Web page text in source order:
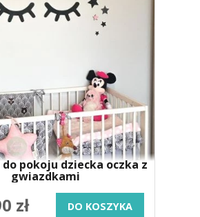
pokoju dziecka oczka z
gwiazdkami
zł DO KOSZYKA